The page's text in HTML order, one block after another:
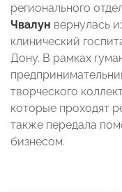
регионального
Чвалун вернулась
клинический
Дону. В рамках
творческого
которые проходят
также передала
бизнесом.